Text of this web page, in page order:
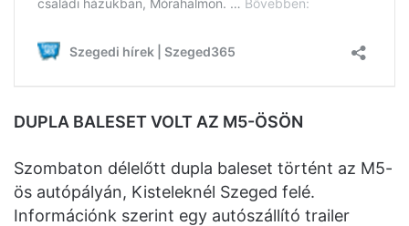
DUPLA BALESET VOLT AZ M5-ÖSÖN
Szombaton délelőtt dupla baleset történt az M5-
ös autópályán, Kisteleknél Szeged felé.
Információnk szerint egy autószállító trailer